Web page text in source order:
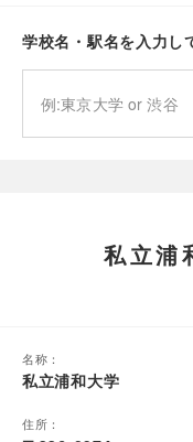
学校名・駅名を入力し
私立浦
名称：
私立浦和大学
住所：